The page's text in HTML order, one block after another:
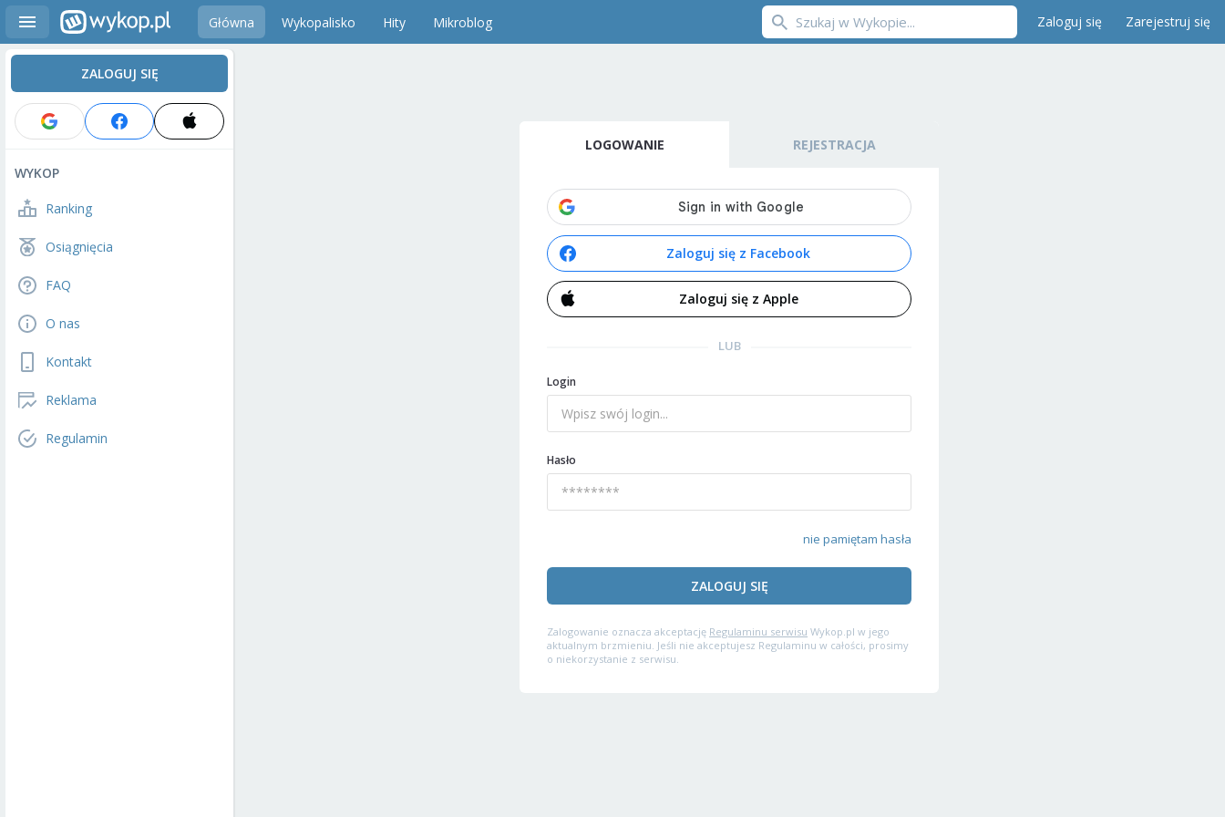
Główna Wykopalisko Hity Mikroblog Zaloguj się Zarejestruj się
ZALOGUJ SIĘ
WYKOP
Ranking
Osiągnięcia
FAQ
O nas
Kontakt
Reklama
Regulamin
LOGOWANIE REJESTRACJA
Zaloguj się z Facebook
Zaloguj się z Apple
LUB
Login
Hasło
nie pamiętam hasła
ZALOGUJ SIĘ
Zalogowanie oznacza akceptację Regulaminu serwisu Wykop.pl w jego
aktualnym brzmieniu. Jeśli nie akceptujesz Regulaminu w całości, prosimy
o niekorzystanie z serwisu.